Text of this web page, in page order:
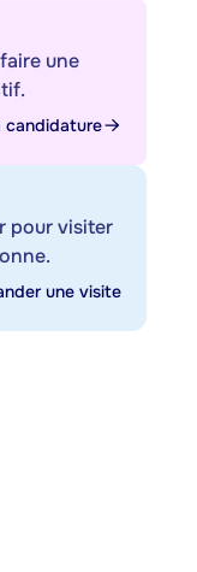
une
candidature
pour visiter
une visite